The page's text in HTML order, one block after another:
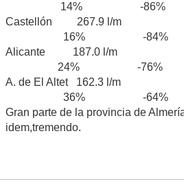
14% -86%
Castellón 267.9
16% -84%
Alicante 187.0
24% -76%
A. de El Altet
36% -64%
Gran parte de la provincia de
idem,tremendo.